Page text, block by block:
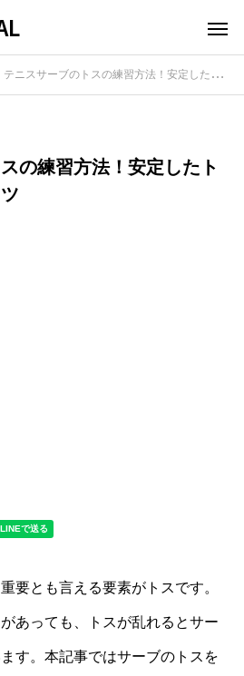
テニスサーブのトスの練習方法！安定したトスを身につけるコツ
の練習方法！安定したト
要とも言える要素がトスです。
あっても、トスが乱れるとサー
す。本記事ではサーブのトスを